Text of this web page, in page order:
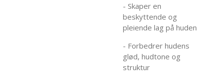
- Skaper en
beskyttende og
pleiende lag på huden
- Forbedrer hudens
glød, hudtone og
struktur